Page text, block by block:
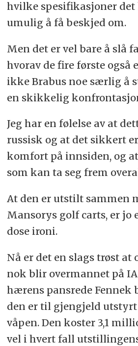
hvilke spesifikasjoner det
umulig å få beskjed om.
Men det er vel bare å slå
hvorav de fire første også
ikke Brabus noe særlig å
en skikkelig
Jeg har en følelse av at
russisk og at det sikkert
komfort på innsiden, og
som kan ta seg frem
At den er utstilt sammen
Mansorys golf carts, er jo
dose ironi.
Nå er det en slags trøst at
nok blir overmannet på
hærens pansrede Fennek
den er til gjengjeld
våpen. Den koster 3,1
vel i hvert fall